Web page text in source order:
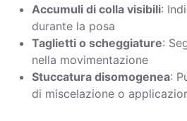
Accumuli di colla visibili:
durante la posa
Taglietti o scheggiature:
nella movimentazione
Stuccatura disomogenea:
di miscelazione o